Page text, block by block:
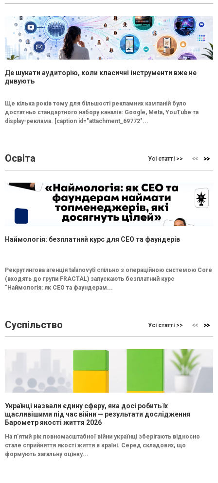
Де шукати аудиторію, коли класичні інструменти вже не
дивують
Ще кілька років тому для більшості рекламних кампаній було
достатньо стандартного набору каналів: Google, Meta, YouTube та
display-реклама. [caption id="attachment_69772"...
Освіта Усі статті >>
Наймологія: безплатний курс для CEO та фаундерів
Рекрутингова агенція talanovyti спільно з операційною системою Core
(входять до групи FRACTAL) запускають безплатний курс
"Наймологія: як СEO та фаундерам...
Суспільство Усі статті >>
Українці назвали єдину сферу, яка досі робить їх
щасливішими під час війни — результати дослідження
Барометр якості життя 2026
На п’ятий рік повномасштабної війни українці зберігають відносно
стале сприйняття якості життя в країні. Серед складових, що
формують загальну оцінку...